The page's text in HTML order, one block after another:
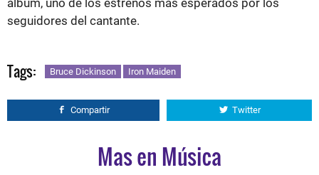
álbum, uno de los estrenos más esperados por los
seguidores del cantante.
Tags: Bruce Dickinson Iron Maiden
Compartir Twitter
Mas en Música